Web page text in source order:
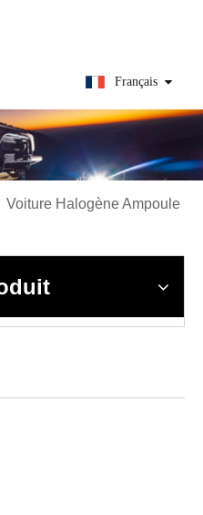
Français
Voiture Halogène Ampoule